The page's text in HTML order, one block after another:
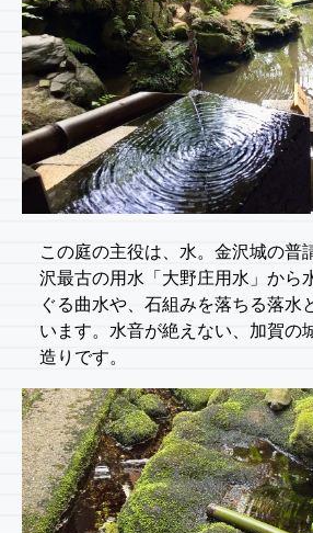
この庭の主役は、水。金沢城の普
沢最古の用水「大野庄用水」から
ぐる曲水や、石組みを落ちる落水
います。水音が絶えない、加賀の
造りです。